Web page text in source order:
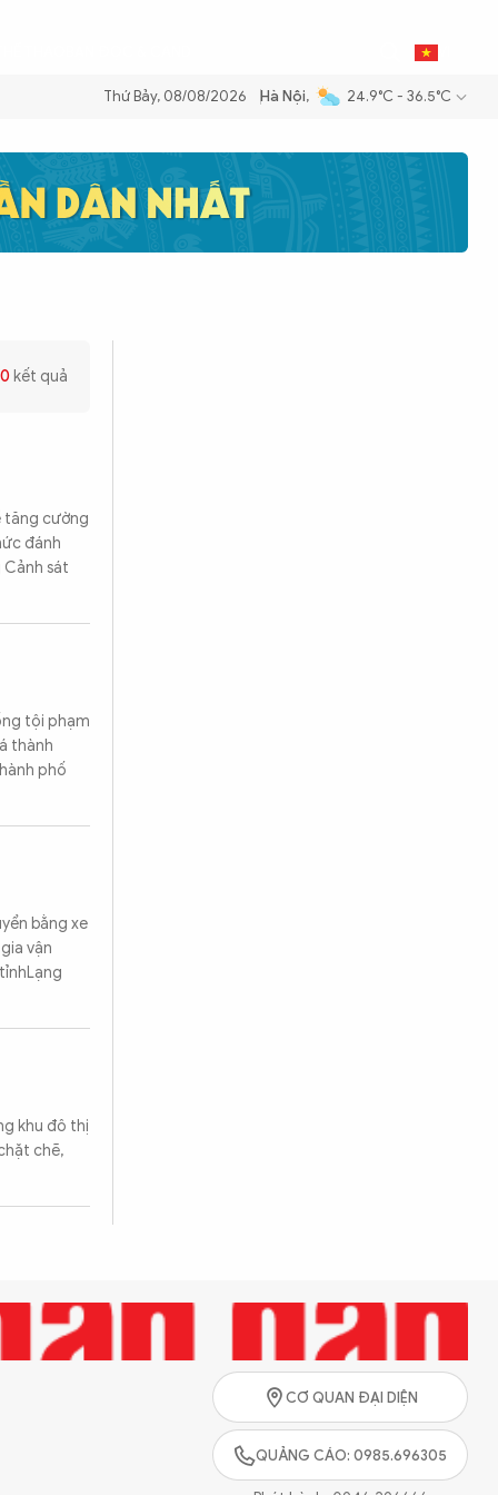
dầu để đảm bảo an ninh năng lượng quốc gia Thực hiện Nghị
Thứ Bảy, 08/08/2026 Hà Nội, 24.9°C - 36.5°C
0 kết quả
tăng cường
đánh
sát
tội phạm
thành
phố
bằng xe
vận
khu đô thị
chẽ,
CƠ QUAN ĐẠI DIỆN
QUẢNG CÁO: 0985.696305